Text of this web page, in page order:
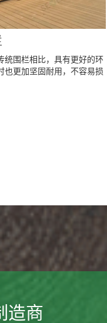
统围栏相比，具有更好的环
也更加坚固耐用，不容易损
造商